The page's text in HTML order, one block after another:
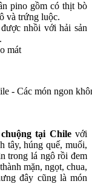
pino gồm có thịt bò
và trứng luộc.
nhồi với hải sản
mát
tại Chilevới
tây, húng quế, muối,
trong lá ngô rồi đem
mặn, ngọt, chua,
đây cũng là món